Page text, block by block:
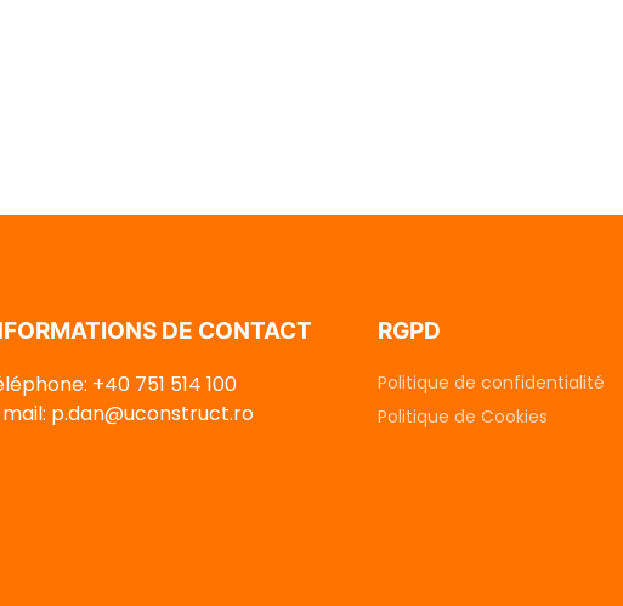
DE CONTACT
+40 751 514 100
p.dan@uconstruct.ro
RGPD
Politique de confidentialité
Politique de Cookies